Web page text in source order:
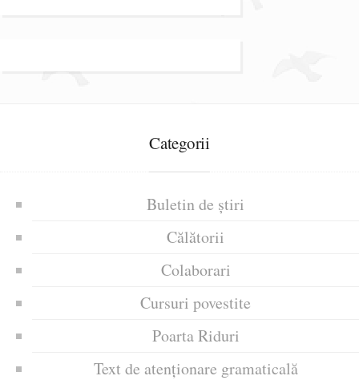
Categorii
Buletin de știri
Călătorii
Colaborari
Cursuri povestite
Poarta Riduri
Text de atenționare gramaticală